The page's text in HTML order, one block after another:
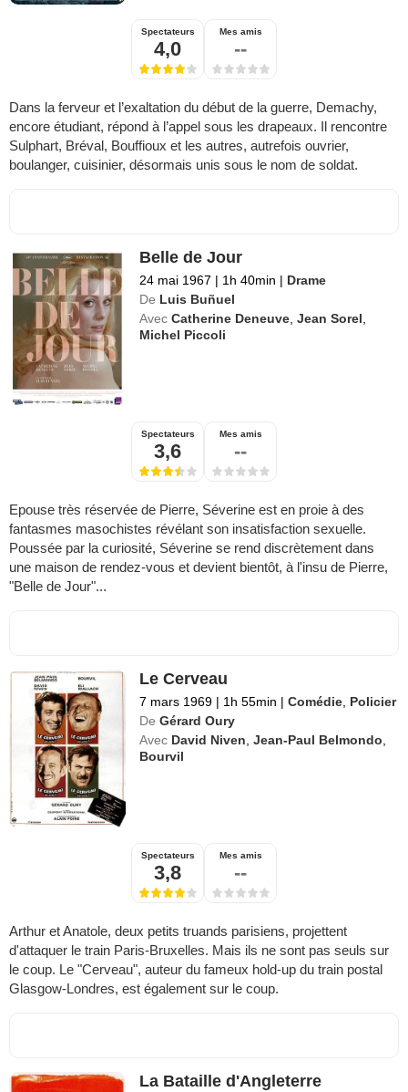
Spectateurs
4,0
Mes amis
--
Dans la ferveur et l’exaltation du début de la guerre, Demachy,
encore étudiant, répond à l’appel sous les drapeaux. Il rencontre
Sulphart, Bréval, Bouffioux et les autres, autrefois ouvrier,
boulanger, cuisinier, désormais unis sous le nom de soldat.
Belle de Jour
24 mai 1967 | 1h 40min | Drame
De Luis Buñuel
Avec Catherine Deneuve ,Jean Sorel
Michel Piccoli
Spectateurs
3,6
Mes amis
--
Epouse très réservée de Pierre, Séverine est en proie à des
fantasmes masochistes révélant son insatisfaction sexuelle.
Poussée par la curiosité, Séverine se rend discrètement dans
une maison de rendez-vous et devient bientôt, à l'insu de Pierre,
"Belle de Jour"...
Le Cerveau
7 mars 1969 | 1h 55min | Comédie Policier
De Gérard Oury
Avec David Niven ,Jean-Paul Belmondo
Bourvil
Spectateurs
3,8
Mes amis
--
Arthur et Anatole, deux petits truands parisiens, projettent
d'attaquer le train Paris-Bruxelles. Mais ils ne sont pas seuls sur
le coup. Le "Cerveau", auteur du fameux hold-up du train postal
Glasgow-Londres, est également sur le coup.
La Bataille d'Angleterre